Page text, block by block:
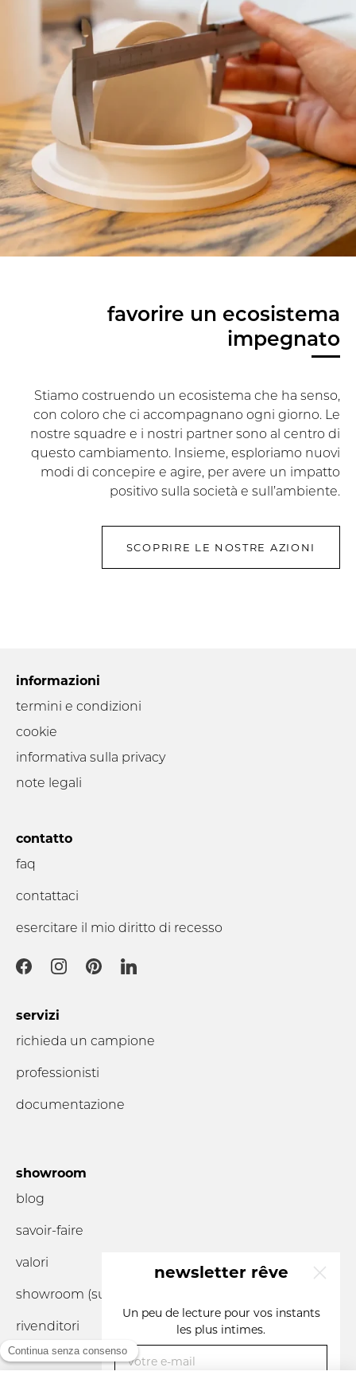
favorire un ecosistema
impegnato
Stiamo costruendo un ecosistema che ha senso,
con coloro che ci accompagnano ogni giorno. Le
nostre squadre e i nostri partner sono al centro di
questo cambiamento. Insieme, esploriamo nuovi
modi di concepire e agire, per avere un impatto
positivo sulla società e sull’ambiente.
SCOPRIRE LE NOSTRE AZIONI
informazioni
termini e condizioni
cookie
informativa sulla privacy
note legali
contatto
faq
contattaci
esercitare il mio diritto di recesso
servizi
richieda un campione
professionisti
documentazione
showroom
blog
savoir-faire
valori
showroom (su
rivenditori
newsletter rêve
Un peu de lecture pour vos instants
les plus intimes.
votre e-mail